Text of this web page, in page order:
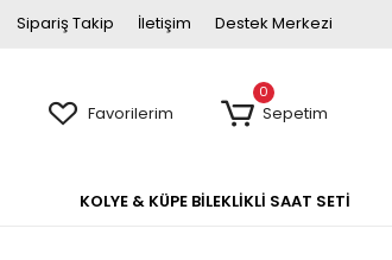
Sipariş Takip İletişim Destek Merkezi
Favorilerim
0
Sepetim
KOLYE & KÜPE BİLEKLİKLİ SAAT SETİ